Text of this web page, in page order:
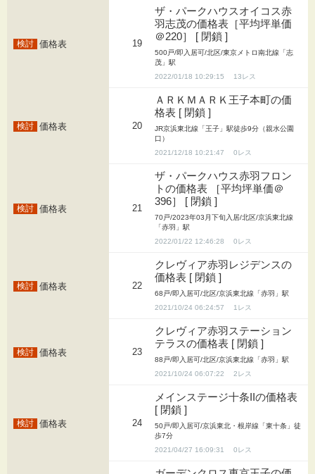
価格表 19
ザ・パークハウスオイコス赤
羽志茂の価格表［平均坪単価
＠220］ [ 閉鎖 ]
500戸/即入居可/北区/東京メトロ南北線「志
茂」駅
2022/01/18 10:29:15
13
価格表 20
ＡＲＫＭＡＲＫ王子本町の価
格表 [ 閉鎖 ]
JR京浜東北線「王子」駅徒歩9分（親水公園
口）
2021/12/18 10:21:47
0
価格表 21
ザ・パークハウス赤羽フロン
トの価格表 ［平均坪単価＠
396］ [ 閉鎖 ]
70戸/2023年03月下旬入居/北区/京浜東北線
「赤羽」駅
2022/01/22 12:46:28
0
価格表 22
クレヴィア赤羽レジデンスの
価格表 [ 閉鎖 ]
68戸/即入居可/北区/京浜東北線「赤羽」駅
2021/10/24 06:24:57
1
価格表 23
クレヴィア赤羽ステーション
テラスの価格表 [ 閉鎖 ]
88戸/即入居可/北区/京浜東北線「赤羽」駅
2021/10/24 06:07:22
2
価格表 24
メインステージ十条IIの価格表
[ 閉鎖 ]
50戸/即入居可/京浜東北・根岸線「東十条」徒
歩7分
2021/04/27 16:09:31
0